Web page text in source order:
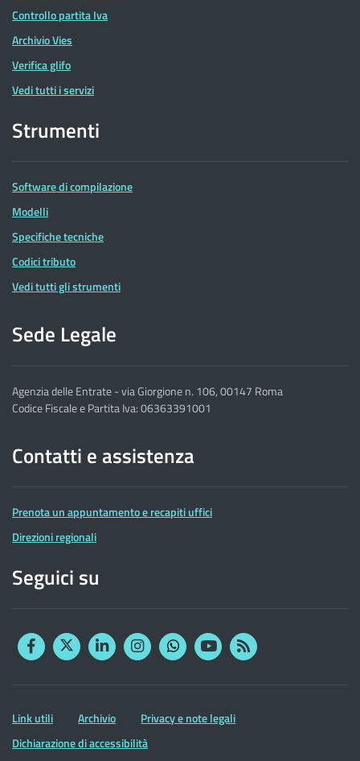
Controllo partita Iva
Archivio Vies
Verifica glifo
Vedi tutti i servizi
Strumenti
Software di compilazione
Modelli
Specifiche tecniche
Codici tributo
Vedi tutti gli strumenti
Sede Legale
Agenzia delle Entrate - via Giorgione n. 106, 00147 Roma
Codice Fiscale e Partita Iva: 06363391001
Contatti e assistenza
Prenota un appuntamento e recapiti uffici
Direzioni regionali
Seguici su
FacebookTwitterLinkedinInstagram
YouTubeRSS
Altre
informazioni
Link utili Archivio
Privacy e note legali
Dichiarazione di accessibilità